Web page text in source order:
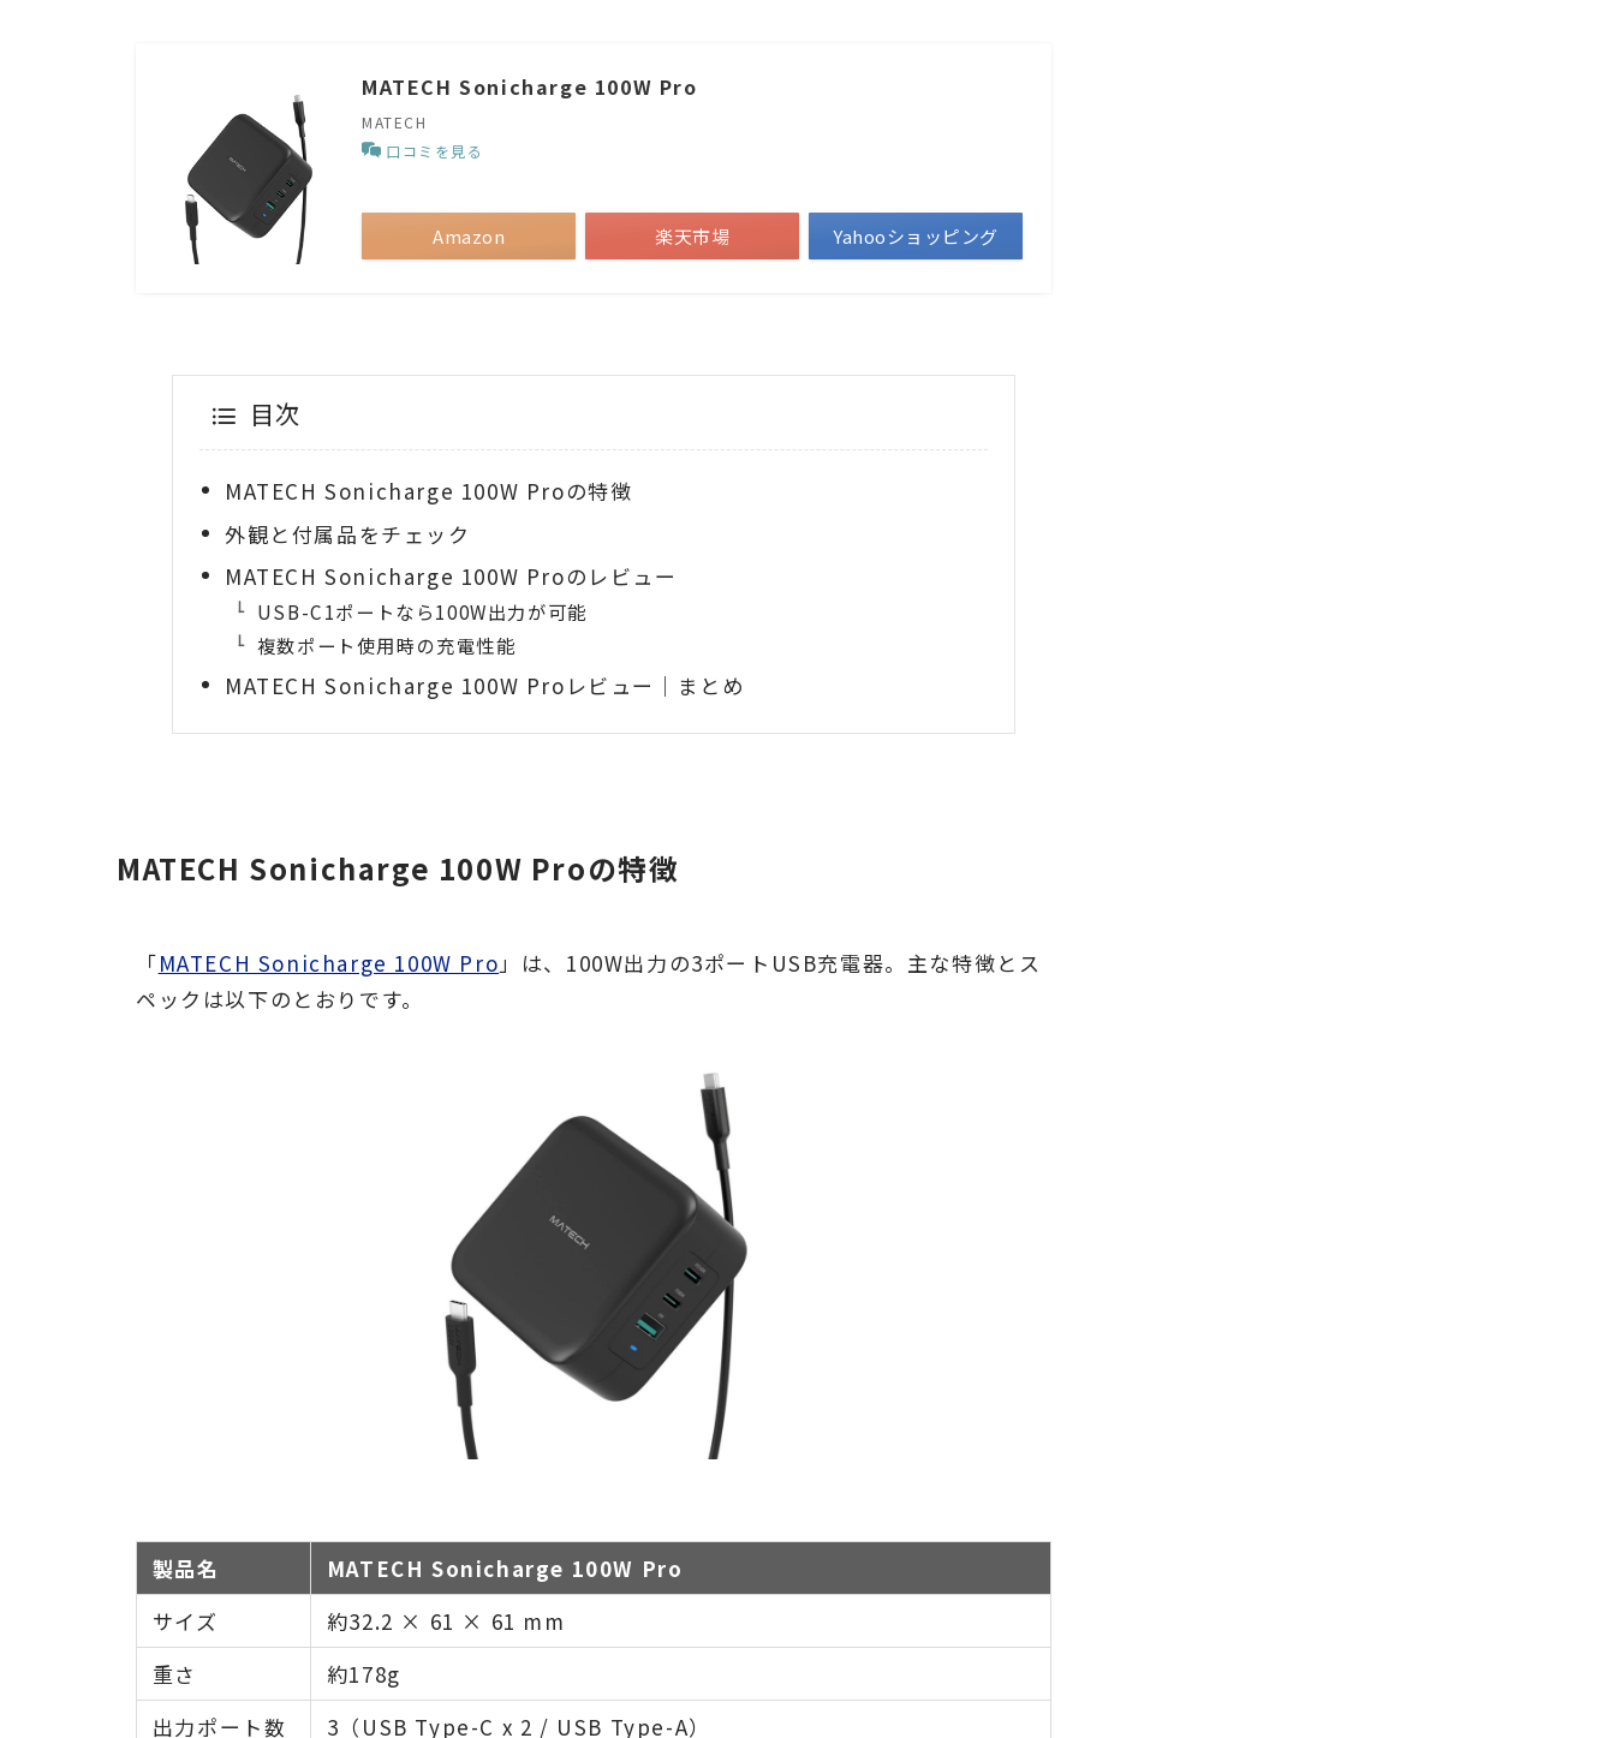
MATECH Sonicharge 100W Pro
MATECH
口コミを見る
Amazon 楽天市場 Yahooショッピング
目次
MATECH Sonicharge 100W Proの特徴
外観と付属品をチェック
MATECH Sonicharge 100W Proのレビュー
USB-C1ポートなら100W出力が可能
複数ポート使用時の充電性能
MATECH Sonicharge 100W Proレビュー｜まとめ
MATECH Sonicharge 100W Proの特徴
「MATECH Sonicharge 100W Pro 」は、100W出力の3ポートUSB充電器。主な特徴とス
ペックは以下のとおりです。
製品名
MATECH Sonicharge 100W Pro
サイズ
約32.2 × 61 × 61 mm
重さ
約178g
出力ポート数
3（USB Type-C x 2 / USB Type-A）